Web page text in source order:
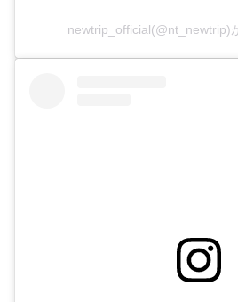
newtrip_official(@nt_newtrip)